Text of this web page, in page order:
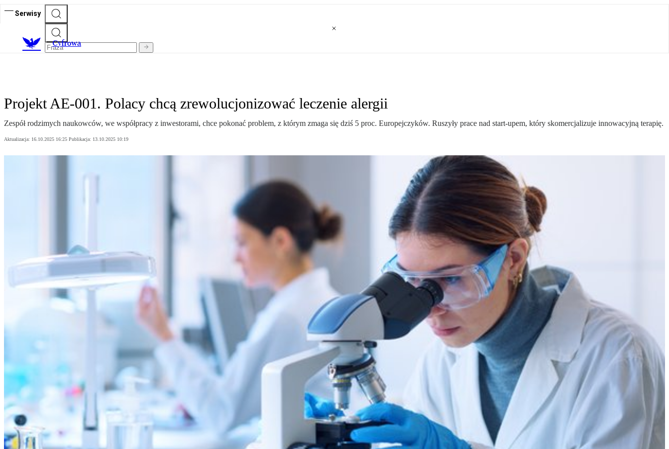
Serwisy
Cyfrowa
Projekt AE-001. Polacy chcą zrewolucjonizować leczenie alergii
Zespół rodzimych naukowców, we współpracy z inwestorami, chce pokonać problem, z którym zmaga się dziś 5 proc. Europejczyków. Ruszyły prace nad start-upem, który skomercjalizuje innowacyjną terapię.
Aktualizacja: 16.10.2025 16:25 Publikacja: 13.10.2025 10:19